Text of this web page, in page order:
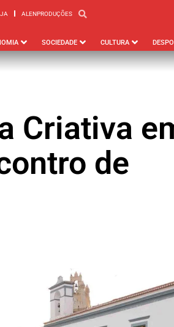
ALENPRODUÇÕES
SOCIEDADE CULTURA
IPBEJA ALENPRODUÇÕES
Criativa
de